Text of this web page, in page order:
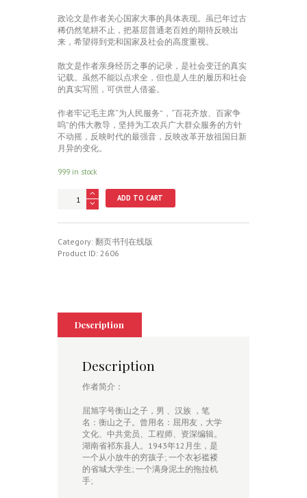
政论文是作者关心国家大事的具体表现。虽已年过古
稀仍然笔耕不止，把基层普通老百姓的期待反映出
来，希望得到党和国家及社会的高度重视。
散文是作者亲身经历之事的记录，是社会变迁的真实
记载。虽然不能以点求全，但也是人生的履历和社会
的真实写照，可供世人借鉴。
作者牢记毛主席“为人民服务”，“百花齐放、百家争
呜”的伟大教导，坚持为工农兵广大群众服务的方针
不动摇，反映时代的最强音，反映改革开放祖国日新
月异的变化。
999 in stock
quantity
ADD TO CART
Category: 翻页书刊在线版
Product ID: 2606
Description
Description
作者简介：
屈旭字号衡山之子，男 、汉族 ，笔
名：衡山之子。曾用名：屈用友，大学
文化、中共党员、工程师、资深编辑。
湖南省祁东县人。1943年12月生，是
一个从小放牛的穷孩子; 一个衣衫褴褛
的省城大学生; 一个满身泥土的拖拉机
手;